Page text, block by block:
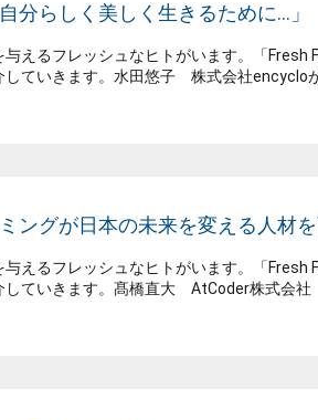
分らしく美しく生きるために…」
えるフレッシュなヒトがいます。「
ていきます。水田悠子 株式会社encyclo
ングが日本の未来を変える人材を
えるフレッシュなヒトがいます。「
していきます。髙橋直大 AtCoder株式会社